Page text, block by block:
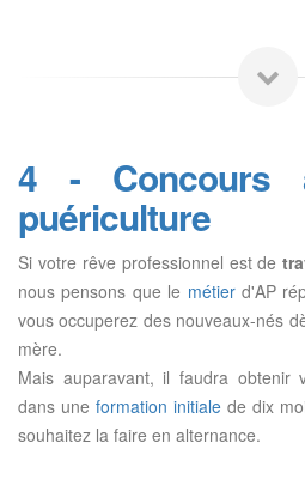
4 - Concours
puériculture
Si votre rêve professionnel est de
nous pensons que le métierd'AP
vous occuperez des nouveaux-nés
mère.
Mais auparavant, il faudra obtenir
dans une formation initiale de dix
souhaitez la faire en alternance.